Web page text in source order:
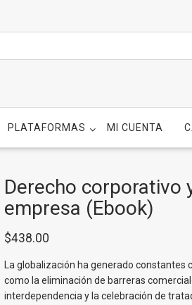
PLATAFORMAS MI CUENTA
Derecho corporativo
empresa (Ebook)
$438.00
La globalización ha generado constantes
como la eliminación de barreras
interdependencia y la celebración de